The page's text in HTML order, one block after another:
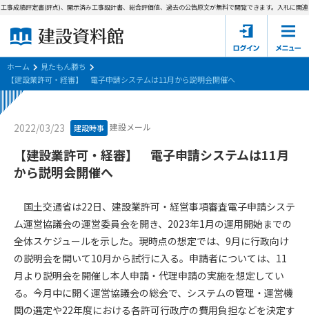
建設資料館とは
東京都の入札資料
国土交通省の入札資料
見たもん勝ち
会員登録について
サポーター会員一覧
会社概要 お問い合わせ
個人情報保護方針
会員規約
績評定書(評点)、開示済み工事設計書、総合評価値、過去の公告原文が無料で閲覧できます。入札に関連
ホーム
見たもん勝ち
【建設業許可・経審】 電子申請システムは11月から説明会開催へ
2022/03/23 建設時事 建設メール
【建設業許可・経審】 電子申請システムは11月
から説明会開催へ
国土交通省は22日、建設業許可・経営事項審査電子申請システ
ム運営協議会の運営委員会を開き、2023年1月の運用開始までの
全体スケジュールを示した。現時点の想定では、9月に行政向け
の説明会を開いて10月から試行に入る。申請者については、11
月より説明会を開催し本人申請・代理申請の実施を想定してい
る。今月中に開く運営協議会の総会で、システムの管理・運営機
関の選定や22年度における各許可行政庁の費用負担などを決定す
第1条（規約の目的）
会員サービスの利用条件等について定めるものです。
2. 管理者が建設資料館WEB上で随時掲載するルールは本規約の
一部を構成するものとします。
第2条（規約の変更）
本規約は、会員の了承を得ることなく、随時変更されることが
あります。変更内容は、建設資料館WEB上に表示した時点で直
ちに全ての会員が了承したものとみなします。